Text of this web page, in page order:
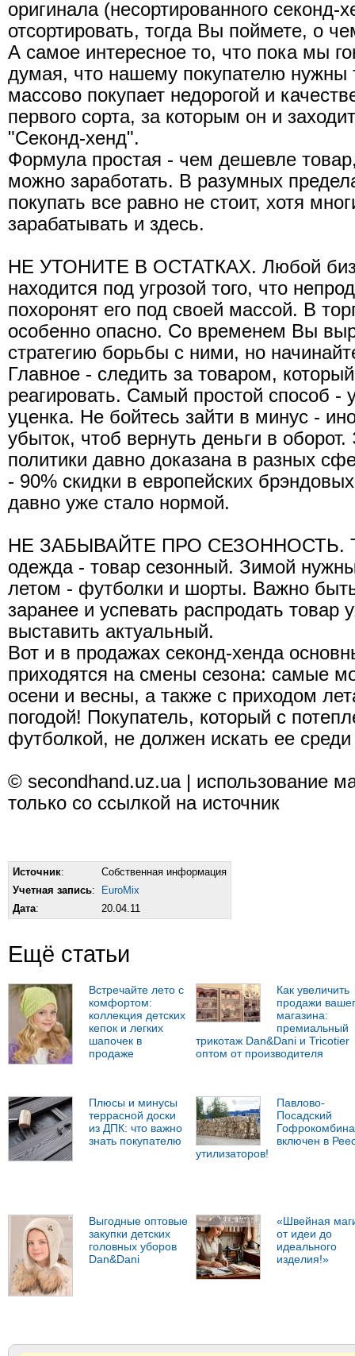
оригинала (несортированного секонд-
отсортировать, тогда Вы поймете, о
А самое интересное то, что пока мы
думая, что нашему покупателю нужны
массово покупает недорогой и
первого сорта, за которым он и
"Секонд-хенд".
Формула простая - чем дешевле
можно заработать. В разумных
покупать все равно не стоит, хотя
зарабатывать и здесь.
НЕ УТОНИТЕ В ОСТАТКАХ. Любой
находится под угрозой того, что
похоронят его под своей массой. В
особенно опасно. Со временем Вы
стратегию борьбы с ними, но
Главное - следить за товаром,
реагировать. Самый простой способ -
уценка. Не бойтесь зайти в минус -
убыток, чтоб вернуть деньги в
политики давно доказана в разных
- 90% скидки в европейских
давно уже стало нормой.
НЕ ЗАБЫВАЙТЕ ПРО СЕЗОННОСТЬ.
одежда - товар сезонный. Зимой
летом - футболки и шорты. Важно
заранее и успевать распродать товар
выставить актуальный.
Вот и в продажах секонд-хенда
приходятся на смены сезона: самые
осени и весны, а также с приходом
погодой! Покупатель, который с
футболкой, не должен искать ее
© secondhand.uz.ua | использование
только со ссылкой на источник
Источник:
Собственная информация
Учетная запись:
EuroMix
Дата: 20.04.11
Ещё статьи
Встречайте лето с
комфортом:
коллекция детских
кепок и легких
шапочек в
продаже
Как увеличить
продажи
магазина:
премиальный
трикотаж Dan&Dani и Tricotier
оптом от производителя
Плюсы и минусы
террасной доски
из ДПК: что важно
знать покупателю
Павлово-
Посадский
включен в
утилизаторов!
Выгодные оптовые
закупки детских
головных уборов
Dan&Dani
«Швейная
от идеи до
идеального
изделия!»